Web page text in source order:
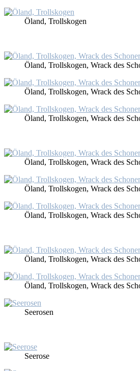
Öland, Trollsko­gen
Öland, Trollsko­gen, Wrack des
Öland, Trollsko­gen, Wrack des
Öland, Trollsko­gen, Wrack des
Öland, Trollsko­gen, Wrack des
Öland, Trollsko­gen, Wrack des
Öland, Trollsko­gen, Wrack des
Öland, Trollsko­gen, Wrack des
Öland, Trollsko­gen, Wrack des
See­ro­sen
See­ro­se